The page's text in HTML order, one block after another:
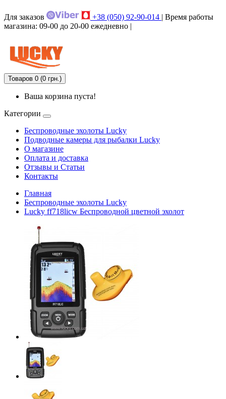
Для заказов +38 (050) 92-90-014 | Время работы
магазина: 09-00 до 20-00 ежедневно |
Товаров 0 (0 грн.)
Ваша корзина пуста!
Категории
Беспроводные эхолоты Lucky
Подводные камеры для рыбалки Lucky
О магазине
Оплата и доставка
Отзывы и Статьи
Контакты
Главная
Беспроводные эхолоты Lucky
Lucky ff718licw Беспроводной цветной эхолот